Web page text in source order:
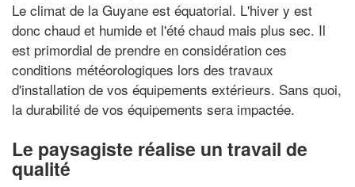
Le climat de la Guyane est équatorial. L'hiver y est
donc chaud et humide et l'été chaud mais plus sec. Il
est primordial de prendre en considération ces
conditions météorologiques lors des travaux
d'installation de vos équipements extérieurs. Sans quoi,
la durabilité de vos équipements sera impactée.
Le paysagiste réalise un travail de
qualité